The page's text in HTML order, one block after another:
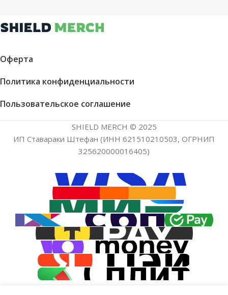
Оферта
Политика конфиденциальности
Пользовательское соглашение
SHIELD MERCH © 2025
ИП Ставараки Штефан (ИНН 621510210503, ОГРНИП
325620000016405)